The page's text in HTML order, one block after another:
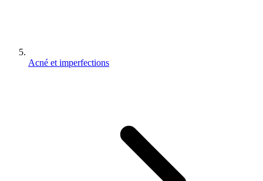
Acné et imperfections